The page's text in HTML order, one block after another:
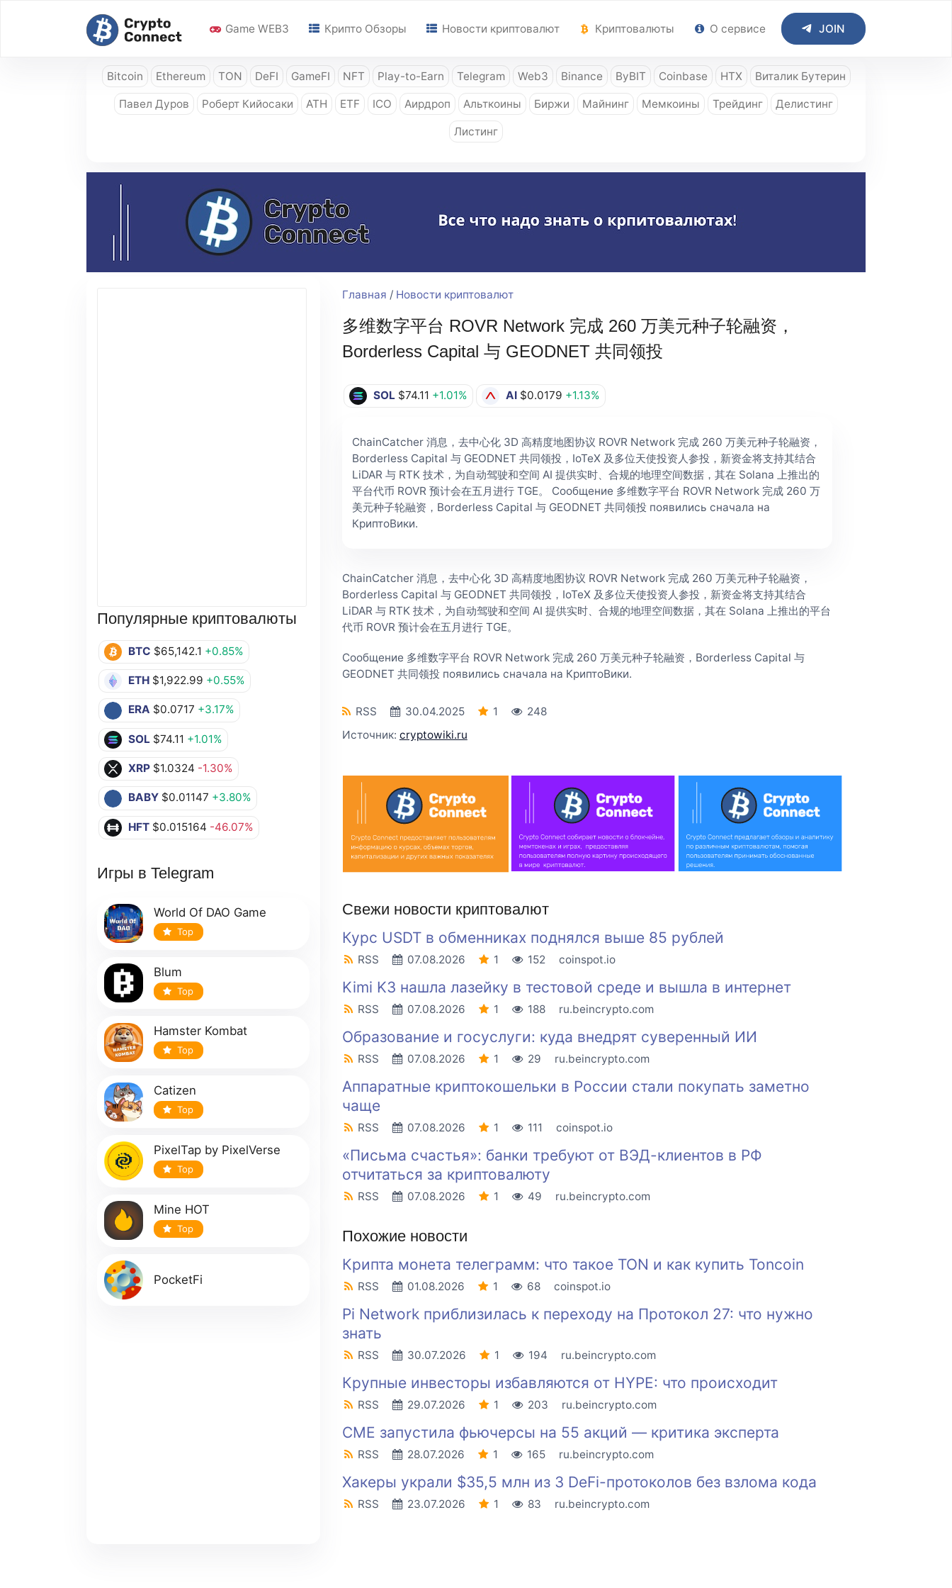
Game WEB3 Крипто Обзоры Новости криптовалют Криптовалюты О сервисе JOIN
Bitcoin Ethereum TON DeFI GameFI NFT Play-to-Earn Telegram Web3 Binance ByBIT Coinbase HTX Виталик Бутерин
Павел Дуров Роберт Кийосаки ATH ETF ICO Аирдроп Альткоины Биржи Майнинг Мемкоины Трейдинг Делистинг
Листинг
Популярные криптовалюты
BTC $65,142.1 +0.85%
ETH $1,922.99 +0.55%
ERA $0.0717 +3.17%
SOL $74.11 +1.01%
XRP $1.0324 -1.30%
BABY $0.01147 +3.80%
HFT $0.015164 -46.07%
Игры в Telegram
World Of DAO Game
Top
Blum
Top
Hamster Kombat
Top
Catizen
Top
PixelTap by PixelVerse
Top
Mine HOT
Top
PocketFi
Главная / Новости криптовалют
多维数字平台 ROVR Network 完成 260 万美元种子轮融资，
Borderless Capital 与 GEODNET 共同领投
SOL $74.11 +1.01% AI $0.0179 +1.13%
ChainCatcher 消息，去中心化 3D 高精度地图协议 ROVR Network 完成 260 万美元种子轮融资，
Borderless Capital 与 GEODNET 共同领投，IoTeX 及多位天使投资人参投，新资金将支持其结合
LiDAR 与 RTK 技术，为自动驾驶和空间 AI 提供实时、合规的地理空间数据，其在 Solana 上推出的
平台代币 ROVR 预计会在五月进行 TGE。 Сообщение 多维数字平台 ROVR Network 完成 260 万
美元种子轮融资，Borderless Capital 与 GEODNET 共同领投 появились сначала на
КриптоВики.
ChainCatcher 消息，去中心化 3D 高精度地图协议 ROVR Network 完成 260 万美元种子轮融资，
Borderless Capital 与 GEODNET 共同领投，IoTeX 及多位天使投资人参投，新资金将支持其结合
LiDAR 与 RTK 技术，为自动驾驶和空间 AI 提供实时、合规的地理空间数据，其在 Solana 上推出的平台
代币 ROVR 预计会在五月进行 TGE。
Сообщение 多维数字平台 ROVR Network 完成 260 万美元种子轮融资，Borderless Capital 与
GEODNET 共同领投 появились сначала на КриптоВики.
RSS 30.04.2025 1
248
Источник: cryptowiki.ru
Свежи новости криптовалют
Курс USDT в обменниках поднялся выше 85 рублей
RSS 07.08.2026 1 152 coinspot.io
Kimi K3 нашла лазейку в тестовой среде и вышла в интернет
RSS 07.08.2026 1 188 ru.beincrypto.com
Образование и госуслуги: куда внедрят суверенный ИИ
RSS 07.08.2026 1 29 ru.beincrypto.com
Аппаратные криптокошельки в России стали покупать заметно
чаще
RSS 07.08.2026 1 111 coinspot.io
«Письма счастья»: банки требуют от ВЭД-клиентов в РФ
отчитаться за криптовалюту
RSS 07.08.2026 1 49 ru.beincrypto.com
Похожие новости
Крипта монета телеграмм: что такое TON и как купить Toncoin
RSS 01.08.2026 1 68 coinspot.io
Pi Network приблизилась к переходу на Протокол 27: что нужно
знать
RSS 30.07.2026 1 194 ru.beincrypto.com
Крупные инвесторы избавляются от HYPE: что происходит
RSS 29.07.2026 1 203 ru.beincrypto.com
CME запустила фьючерсы на 55 акций — критика эксперта
RSS 28.07.2026 1 165 ru.beincrypto.com
Хакеры украли $35,5 млн из 3 DeFi-протоколов без взлома кода
RSS 23.07.2026 1 83 ru.beincrypto.com